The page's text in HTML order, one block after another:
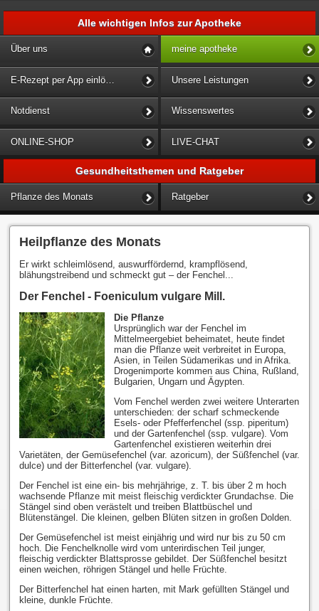
Alle wichtigen Infos zur Apotheke
Über uns meine apotheke
Unsere Leistungen
Notdienst Wissenswertes
ONLINE-SHOP LIVE-CHAT
Gesundheitsthemen und Ratgeber
Pflanze des Monats Ratgeber
Heilpflanze des Monats
Er wirkt schleimlösend, auswurffördernd, krampflösend,
blähungstreibend und schmeckt gut – der Fenchel...
Der Fenchel - Foeniculum vulgare Mill.
Die Pflanze
Ursprünglich war der Fenchel im
Mittelmeergebiet beheimatet, heute findet
man die Pflanze weit verbreitet in Europa,
Asien, in Teilen Südamerikas und in Afrika.
Drogenimporte kommen aus China, Rußland,
Bulgarien, Ungarn und Ägypten.
Vom Fenchel werden zwei weitere Unterarten
unterschieden: der scharf schmeckende
Esels- oder Pfefferfenchel (ssp. piperitum)
und der Gartenfenchel (ssp. vulgare). Vom
Gartenfenchel existieren weiterhin drei
Varietäten, der Gemüsefenchel (var. azoricum), der Süßfenchel (var.
dulce) und der Bitterfenchel (var. vulgare).
Der Fenchel ist eine ein- bis mehrjährige, z. T. bis über 2 m hoch
wachsende Pflanze mit meist fleischig verdickter Grundachse. Die
Stängel sind oben verästelt und treiben Blattbüschel und
Blütenstängel. Die kleinen, gelben Blüten sitzen in großen Dolden.
Der Gemüsefenchel ist meist einjährig und wird nur bis zu 50 cm
hoch. Die Fenchelknolle wird vom unterirdischen Teil junger,
fleischig verdickter Blattsprosse gebildet. Der Süßfenchel besitzt
einen weichen, röhrigen Stängel und helle Früchte.
Der Bitterfenchel hat einen harten, mit Mark gefüllten Stängel und
kleine, dunkle Früchte.